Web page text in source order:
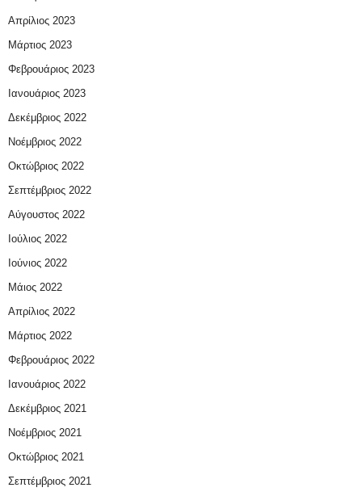
Απρίλιος 2023
Μάρτιος 2023
Φεβρουάριος 2023
Ιανουάριος 2023
Δεκέμβριος 2022
Νοέμβριος 2022
Οκτώβριος 2022
Σεπτέμβριος 2022
Αύγουστος 2022
Ιούλιος 2022
Ιούνιος 2022
Μάιος 2022
Απρίλιος 2022
Μάρτιος 2022
Φεβρουάριος 2022
Ιανουάριος 2022
Δεκέμβριος 2021
Νοέμβριος 2021
Οκτώβριος 2021
Σεπτέμβριος 2021